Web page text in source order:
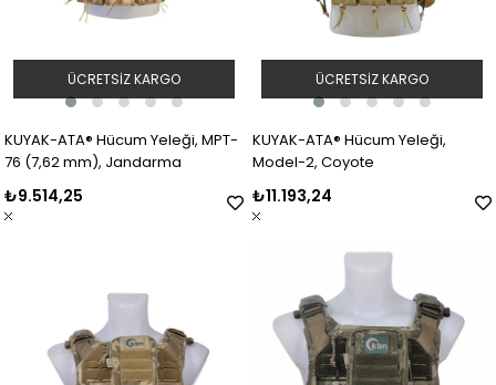
KUYAK-ATA® Hücum Yeleği, MPT-
76 (7,62 mm), Jandarma
₺9.514,25
ÜCRETSIZ KARGO
KUYAK-ATA® Hücum Yeleği,
Model-2, Coyote
₺11.193,24
ÜCRETSIZ KARGO